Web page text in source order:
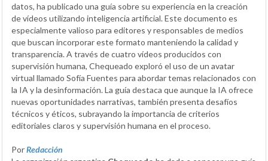
datos, ha publicado una guía sobre su experiencia en la creación
de vídeos utilizando inteligencia artificial. Este documento es
especialmente valioso para editores y responsables de medios
que buscan incorporar este formato manteniendo la calidad y
transparencia. A través de cuatro vídeos producidos con
supervisión humana, Chequeado exploró el uso de un avatar
virtual llamado Sofía Fuentes para abordar temas relacionados con
la IA y la desinformación. La guía destaca que aunque la IA ofrece
nuevas oportunidades narrativas, también presenta desafíos
técnicos y éticos, subrayando la importancia de criterios
editoriales claros y supervisión humana en el proceso.
PorRedacción